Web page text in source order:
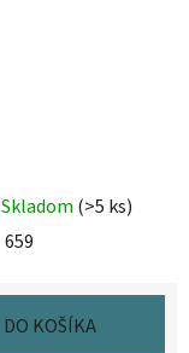
Skladom (>5 ks)
659
DO KOŠÍKA